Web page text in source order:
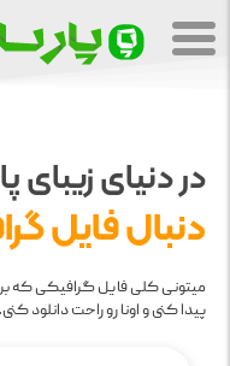
در دنیای زیبای
دنبال فایل
میتونی کلی فایل گرافیکی که
پیدا کنی و اونا رو راحت دانلود